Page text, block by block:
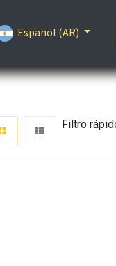
Español (AR)
Filtro